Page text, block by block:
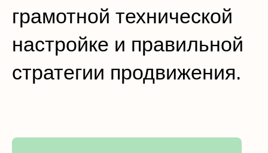
грамотной технической
настройке и правильной
стратегии продвижения.